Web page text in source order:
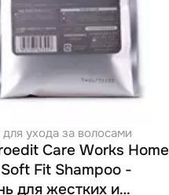
ухода за волосами
Care Works Home
Fit Shampoo -
для жестких и